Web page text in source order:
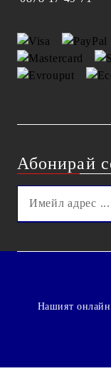
Абонирай
Нашият онлайн